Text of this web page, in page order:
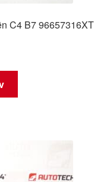
C4 B7 96657316XT